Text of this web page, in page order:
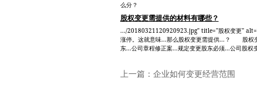
么分？
股权变更需提供的材料有哪些？
.../20180321120920923.jpg" title="股权变更"
涨停。这就意味...那么股权变更需提供...？ 股权
东...公司章程修正案...规定变更股东必须...公司股权
上一篇： 企业如何变更经营范围